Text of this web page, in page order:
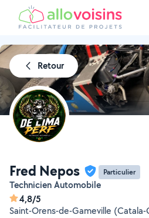
Retour
Fred Nepos Particulier
Technicien Automobile
4,8/5
Saint-Orens-de-Gameville (Catala-